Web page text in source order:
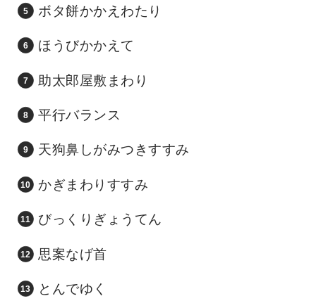
ボタ餅かかえわたり
ほうびかかえて
助太郎屋敷まわり
平行バランス
天狗鼻しがみつきすすみ
かぎまわりすすみ
びっくりぎょうてん
思案なげ首
とんでゆく